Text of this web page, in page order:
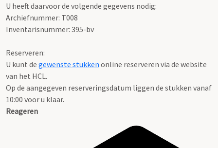
U heeft daarvoor de volgende gegevens nodig:
Archiefnummer: T008
Inventarisnummer: 395-bv
Reserveren:
U kunt de gewenste stukken online reserveren via de website
van het HCL.
Op de aangegeven reserveringsdatum liggen de stukken vanaf
10:00 voor u klaar.
Reageren